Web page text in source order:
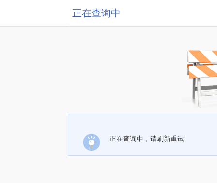
正在查询中
正在查询中，请刷新重试